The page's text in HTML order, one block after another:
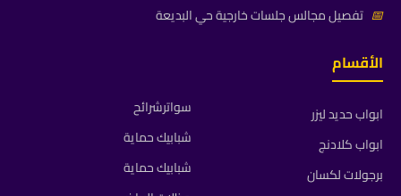
📅 تفصيل مجالس جلسات خارجية حي البديعة
الأقسام
ابواب حديد ليزر
ابواب كلادنج
برجولات لكسان
سواترشرائح
شبابيك حماية
شبابيك حماية